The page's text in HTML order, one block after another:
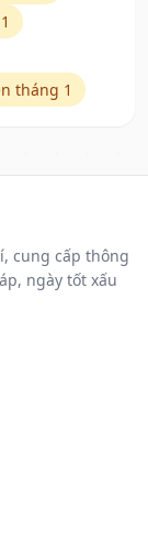
tháng 1
cung cấp thông
ngày tốt xấu